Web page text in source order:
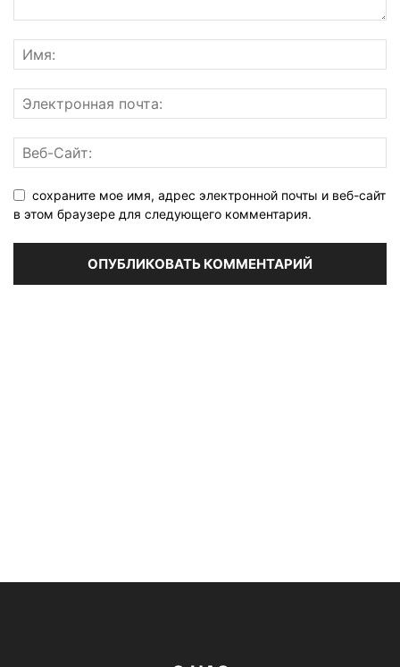
сохраните мое имя, адрес электронной почты и веб-сайт
в этом браузере для следующего комментария.